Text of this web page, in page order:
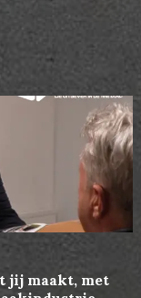
jij maakt, met